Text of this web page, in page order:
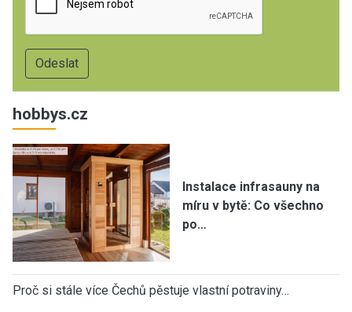
hobbys.cz
Instalace infrasauny na
míru v bytě: Co všechno
po…
Proč si stále více Čechů pěstuje vlastní potraviny…